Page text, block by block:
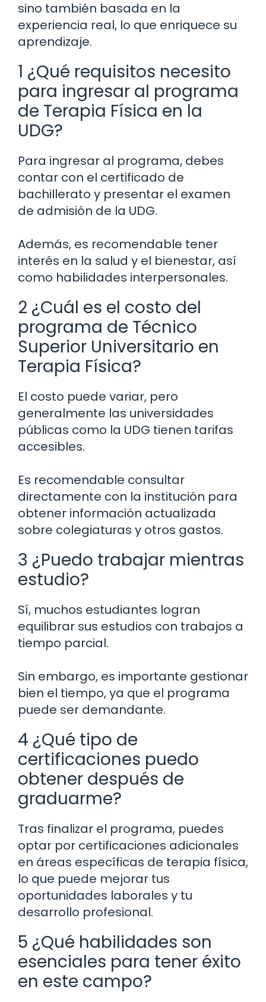
sino también basada en la
experiencia real, lo que enriquece su
aprendizaje.
1 ¿Qué requisitos necesito
para ingresar al programa
de Terapia Física en la
UDG?
Para ingresar al programa, debes
contar con el certificado de
bachillerato y presentar el examen
de admisión de la UDG.
Además, es recomendable tener
interés en la salud y el bienestar, así
como habilidades interpersonales.
2 ¿Cuál es el costo del
programa de Técnico
Superior Universitario en
Terapia Física?
El costo puede variar, pero
generalmente las universidades
públicas como la UDG tienen tarifas
accesibles.
Es recomendable consultar
directamente con la institución para
obtener información actualizada
sobre colegiaturas y otros gastos.
3 ¿Puedo trabajar mientras
estudio?
Sí, muchos estudiantes logran
equilibrar sus estudios con trabajos a
tiempo parcial.
Sin embargo, es importante gestionar
bien el tiempo, ya que el programa
puede ser demandante.
4 ¿Qué tipo de
certificaciones puedo
obtener después de
graduarme?
Tras finalizar el programa, puedes
optar por certificaciones adicionales
en áreas específicas de terapia física,
lo que puede mejorar tus
oportunidades laborales y tu
desarrollo profesional.
5 ¿Qué habilidades son
esenciales para tener éxito
en este campo?